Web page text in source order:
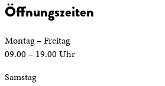
Öffnungszeiten
Montag – Freitag
09.00 – 19.00 Uhr
Samstag